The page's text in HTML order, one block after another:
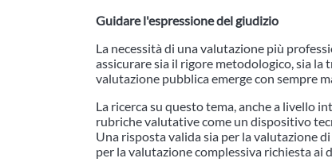
Guidare l'espressione del giudizio
La necessità di una valutazione più
assicurare sia il rigore metodologico, sia
valutazione pubblica emerge con sempre
La ricerca su questo tema, anche a livello
rubriche valutative come un dispositivo
Una risposta valida sia per la valutazione
per la valutazione complessiva richiesta ai